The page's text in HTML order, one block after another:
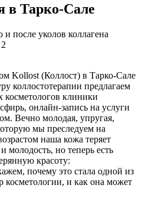
в Тарко-Сале
Kollost (Коллост) в Тарко-Сале
коллостотерапии предлагаем
косметологов клиники
онлайн-запись на услуги
Вечно молодая, упругая,
мы преследуем на
наша кожа теряет
молодость, но теперь есть
красоту:
почему это стала одной из
и как она может